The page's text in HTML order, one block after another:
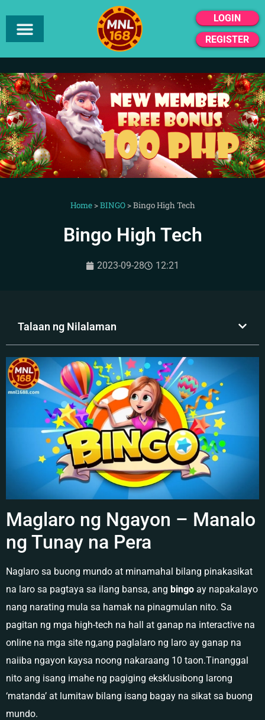
LOGIN
REGISTER
Home>BINGO>Bingo High Tech
Bingo High Tech
2023-09-28 12:21
Talaan ng Nilalaman
Maglaro ng Ngayon – Manalo
ng Tunay na Pera
Naglaro sa buong mundo at minamahal bilang pinakasikat
na laro sa pagtaya sa ilang bansa, ang bingo ay napakalayo
nang narating mula sa hamak na pinagmulan nito. Sa
pagitan ng mga high-tech na hall at ganap na interactive na
online na mga site ng,ang paglalaro ng laro ay ganap na
naiiba ngayon kaysa noong nakaraang 10 taon.Tinanggal
nito ang isang imahe ng pagiging eksklusibong larong
‘matanda’ at lumitaw bilang isang bagay na sikat sa buong
mundo.